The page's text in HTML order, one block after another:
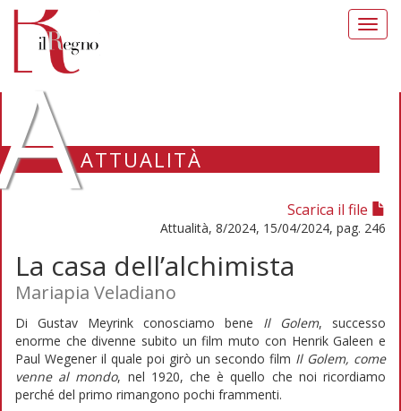
ATTUALITÀ
Scarica il file
Attualità, 8/2024, 15/04/2024, pag. 246
La casa dell’alchimista
Mariapia Veladiano
Di Gustav Meyrink conosciamo bene Il Golem, successo
enorme che divenne subito un film muto con Henrik Galeen e
Paul Wegener il quale poi girò un secondo film Il Golem, come
venne al mondo, nel 1920, che è quello che noi ricordiamo
perché del primo rimangono pochi frammenti.